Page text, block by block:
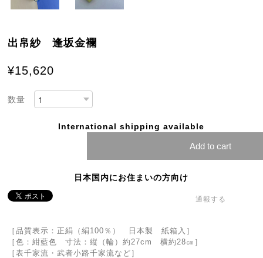
出帛紗 逢坂金襴
¥15,620
数量
International shipping available
Add to cart
日本国内にお住まいの方向け
通報する
［品質表示：正絹（絹100％） 日本製 紙箱入］
［色：紺藍色 寸法：縦（輪）約27cm 横約28㎝］
［表千家流・武者小路千家流など］